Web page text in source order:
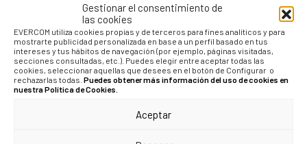
Gestionar el consentimiento de
las cookies
EVERCOM utiliza cookies propias y de terceros para fines analíticos y para
mostrarte publicidad personalizada en base a un perfil basado en tus
intereses y tus hábitos de navegación (por ejemplo, páginas visitadas,
secciones consultadas, etc.). Puedes elegir entre aceptar todas las
cookies, seleccionar aquellas que desees en el botón de Configurar o
rechazarlas todas. Puedes obtener más información del uso de cookies en
nuestra Política de Cookies.
Aceptar
DE VALOR
PUBLICITARIO
+4.9M
DE AUDIENCIA
ALCANZADA